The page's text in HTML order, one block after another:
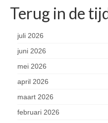
Terug in de
juli 2026
juni 2026
mei 2026
april 2026
maart 2026
februari 2026